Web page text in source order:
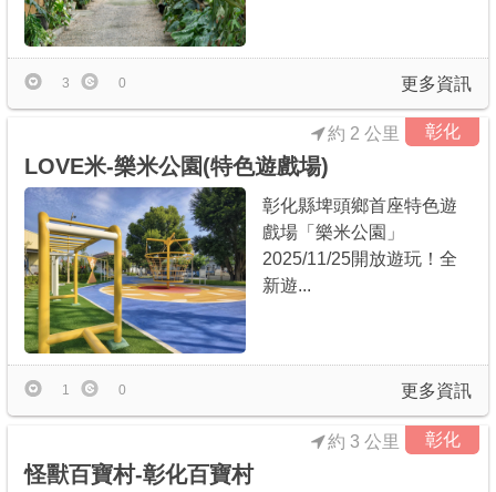
商家合作
推薦景點
討論區
聯絡我們
APP下載
更多資訊
3 0
彰化
約 2 公里
LOVE米-樂米公園(特色遊戲場)
彰化縣埤頭鄉首座特色遊
戲場「樂米公園」
2025/11/25開放遊玩！全
新遊...
更多資訊
1 0
彰化
約 3 公里
怪獸百寶村-彰化百寶村